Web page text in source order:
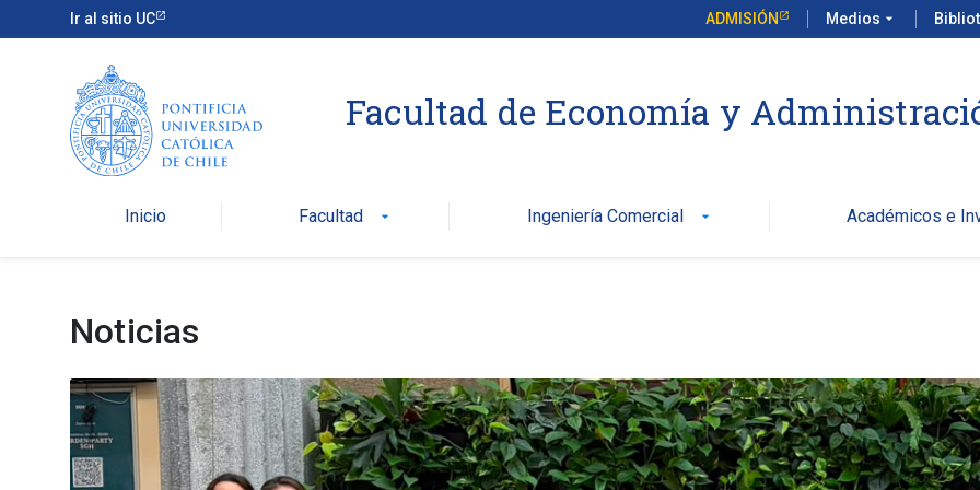
Ir al sitio UC ADMISIÓN Medios arrow_drop_down
Facultad de Economía y
Inicio Facultad arrow_drop_down Ingeniería Comercial arrow_drop_down Académicos e
Noticias